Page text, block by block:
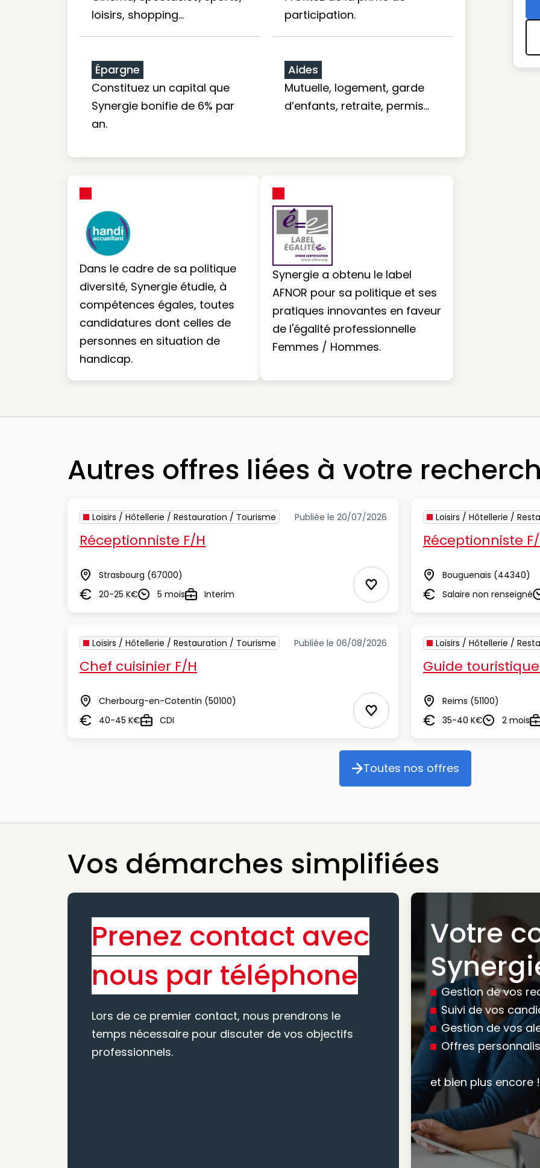
loisirs, shopping...
participation.
Épargne
Constituez un capital que
Synergie bonifie de 6% par
an.
Aides
Mutuelle, logement, garde
d’enfants, retraite, permis…
Dans le cadre de sa politique
diversité, Synergie étudie, à
compétences égales, toutes
candidatures dont celles de
personnes en situation de
handicap.
Synergie a obtenu le label
AFNOR pour sa politique et ses
pratiques innovantes en faveur
de l'égalité professionnelle
Femmes / Hommes.
Autres offres liées à votre
Loisirs / Hôtellerie / Restauration / Tourisme Publiée le 20/07/2026
Réceptionniste F/H
Lieu Strasbourg (67000)
Salaire20-25 K€Durée5 moisTypeInterim Ajouter aux Favoris
Loisirs / Hôtellerie /
Réceptionniste
Lieu Bouguenais (44340)
SalaireSalaire non renseigné
Loisirs / Hôtellerie / Restauration / Tourisme Publiée le 06/08/2026
Chef cuisinier F/H
Lieu Cherbourg-en-Cotentin (50100)
Salaire40-45 K€TypeCDI Ajouter aux Favoris
Loisirs / Hôtellerie /
Guide touristique
Lieu Reims (51100)
Salaire35-40 K€Durée2 mois
Toutes nos offres
Toutes nos offres
Vos démarches simplifiées
Prenez contact avec
nous par téléphone
Lors de ce premier contact, nous prendrons le
temps nécessaire pour discuter de vos objectifs
professionnels.
Nous vous
votre recherche,
mesure pour
atteindre vos
Votre
Gestion de vos
Suivi de vos
Gestion de vos
Offres
et bien plus encore !